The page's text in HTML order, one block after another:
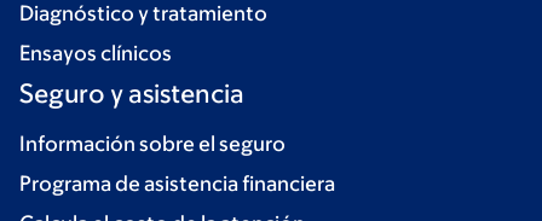
Diagnóstico y tratamiento
Ensayos clínicos
Seguro y asistencia
Información sobre el seguro
Programa de asistencia financiera